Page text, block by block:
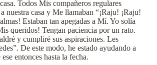
Todos Mis compañeros regulares
nuestra casa y Me llamaban “¡Raju! ¡Raju!
Estaban tan apegadas a Mí. Yo solía
queridos! Tengan paciencia por un rato.
y cumpliré sus aspiraciones. Les
De este modo, he estado ayudando a
entonces hasta la fecha.